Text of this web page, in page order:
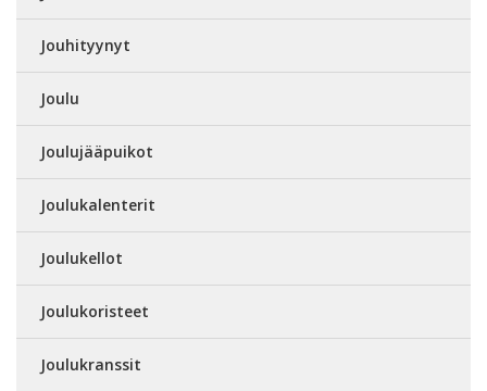
Jouhityynyt
Joulu
Joulujääpuikot
Joulukalenterit
Joulukellot
Joulukoristeet
Joulukranssit